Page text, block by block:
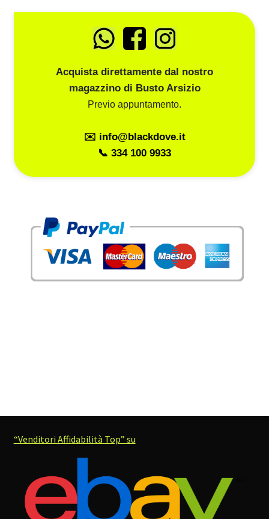
Acquista direttamente dal nostro
magazzino di Busto Arsizio
Previo appuntamento.
✉️ info@blackdove.it
📞 334 100 9933
“Venditori Affidabilità Top” su